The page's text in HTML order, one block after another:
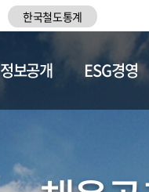
한국철도통계
정보공개 ESG경영